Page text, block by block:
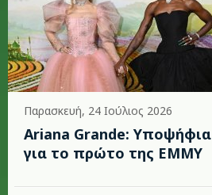
Παρασκευή, 24 Ιούλιος 2026
Ariana Grande: Υποψήφια
για το πρώτο της EMMY